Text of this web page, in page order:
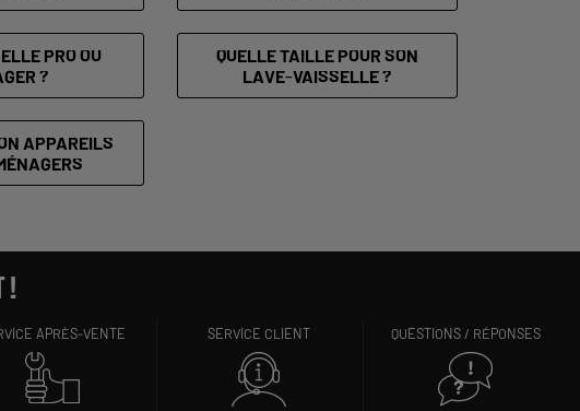
PRO OU
?
QUELLE TAILLE POUR SON
LAVE-VAISSELLE ?
APPAREILS
!
APRÈS-VENTE SERVICE CLIENT QUESTIONS / RÉPONSES